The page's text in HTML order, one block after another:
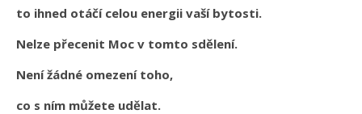
to ihned otáčí celou energii vaší bytosti.
Nelze přecenit Moc v tomto sdělení.
Není žádné omezení toho,
co s ním můžete udělat.